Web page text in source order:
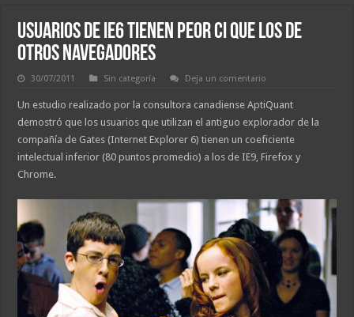
Usuarios de IE6 tienen peor CI que los de
otros Navegadores
30/07/2011 Sin categoría Deja un comentario
Un estudio realizado por la consultora canadiense AptiQuant
demostró que los usuarios que utilizan el antiguo explorador de la
compañía de Gates (Internet Explorer 6) tienen un coeficiente
intelectual inferior (80 puntos promedio) a los de IE9, Firefox y
Chrome.